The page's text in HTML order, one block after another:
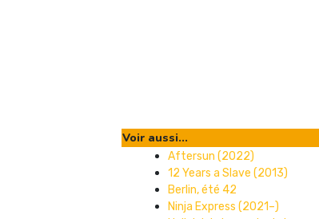
Voir aussi...
Aftersun (2022)
12 Years a Slave (2013)
Berlin, été 42
Ninja Express (2021–)